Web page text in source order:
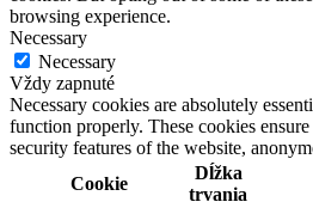
browsing experience.
Necessary
Necessary
Vždy zapnuté
Necessary cookies are absolutely
function properly. These cookies
security features of the website,
Cookie
Dĺžka
trvania